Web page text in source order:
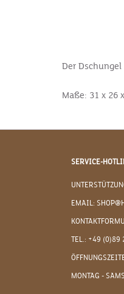
Der
Maße: 31 x 26
SERVICE-
EMAIL:
TEL.: +49 (0)89
MONTAG -